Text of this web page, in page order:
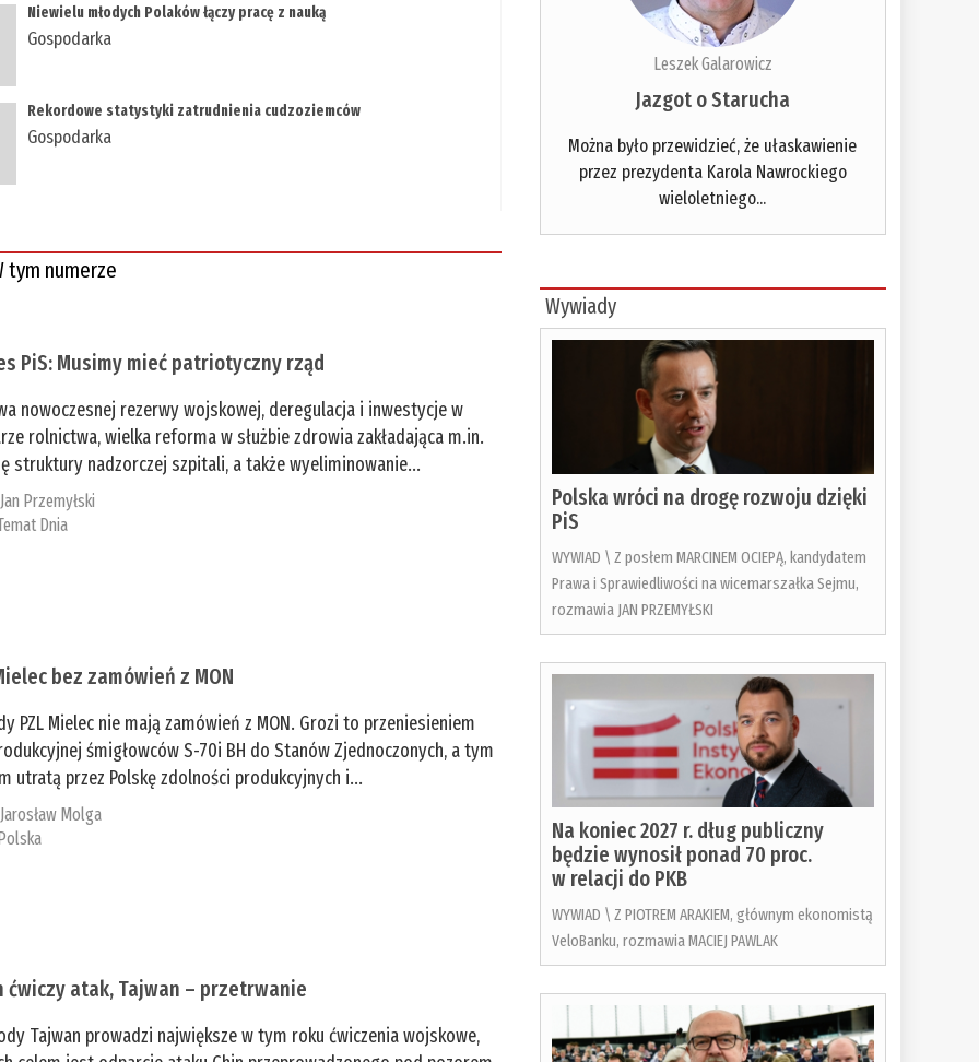
Niewielu młodych Polaków łączy pracę z nauką
Gospodarka
Rekordowe statystyki zatrudnienia cudzoziemców
Gospodarka
tym numerze
PiS: Musimy mieć patriotyczny rząd
nowoczesnej rezerwy wojskowej, deregulacja i inwestycje w
rolnictwa, wielka reforma w służbie zdrowia zakładająca m.in.
struktury nadzorczej szpitali, a także wyeliminowanie...
Jan Przemyłski
Dnia
bez zamówień z MON
PZL Mielec nie mają zamówień z MON. Grozi to przeniesieniem
śmigłowców S-70i BH do Stanów Zjednoczonych, a tym
utratą przez Polskę zdolności produkcyjnych i...
Jarosław Molga
ćwiczy atak, Tajwan – przetrwanie
Tajwan prowadzi największe w tym roku ćwiczenia wojskowe,
Leszek Galarowicz
Jazgot o Starucha
Można było przewidzieć, że ułaskawienie
przez prezydenta Karola Nawrockiego
wieloletniego...
Wywiady
Polska wróci na drogę rozwoju dzięki
PiS
WYWIAD \ Z posłem MARCINEM OCIEPĄ, kandydatem
Prawa i Sprawiedliwości na wicemarszałka Sejmu,
rozmawia JAN PRZEMYŁSKI
Na koniec 2027 r. dług publiczny
będzie wynosił ponad 70 proc.
w relacji do PKB
WYWIAD \ Z PIOTREM ARAKIEM, głównym ekonomistą
VeloBanku, rozmawia MACIEJ PAWLAK